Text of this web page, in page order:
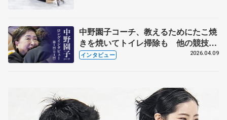
中野園子コーチ、教えるためにたこ焼
きを焼いてトイレ掃除も 他の競技に
も通用するという坂本花織の筋肉
インタビュー 2026.04.09